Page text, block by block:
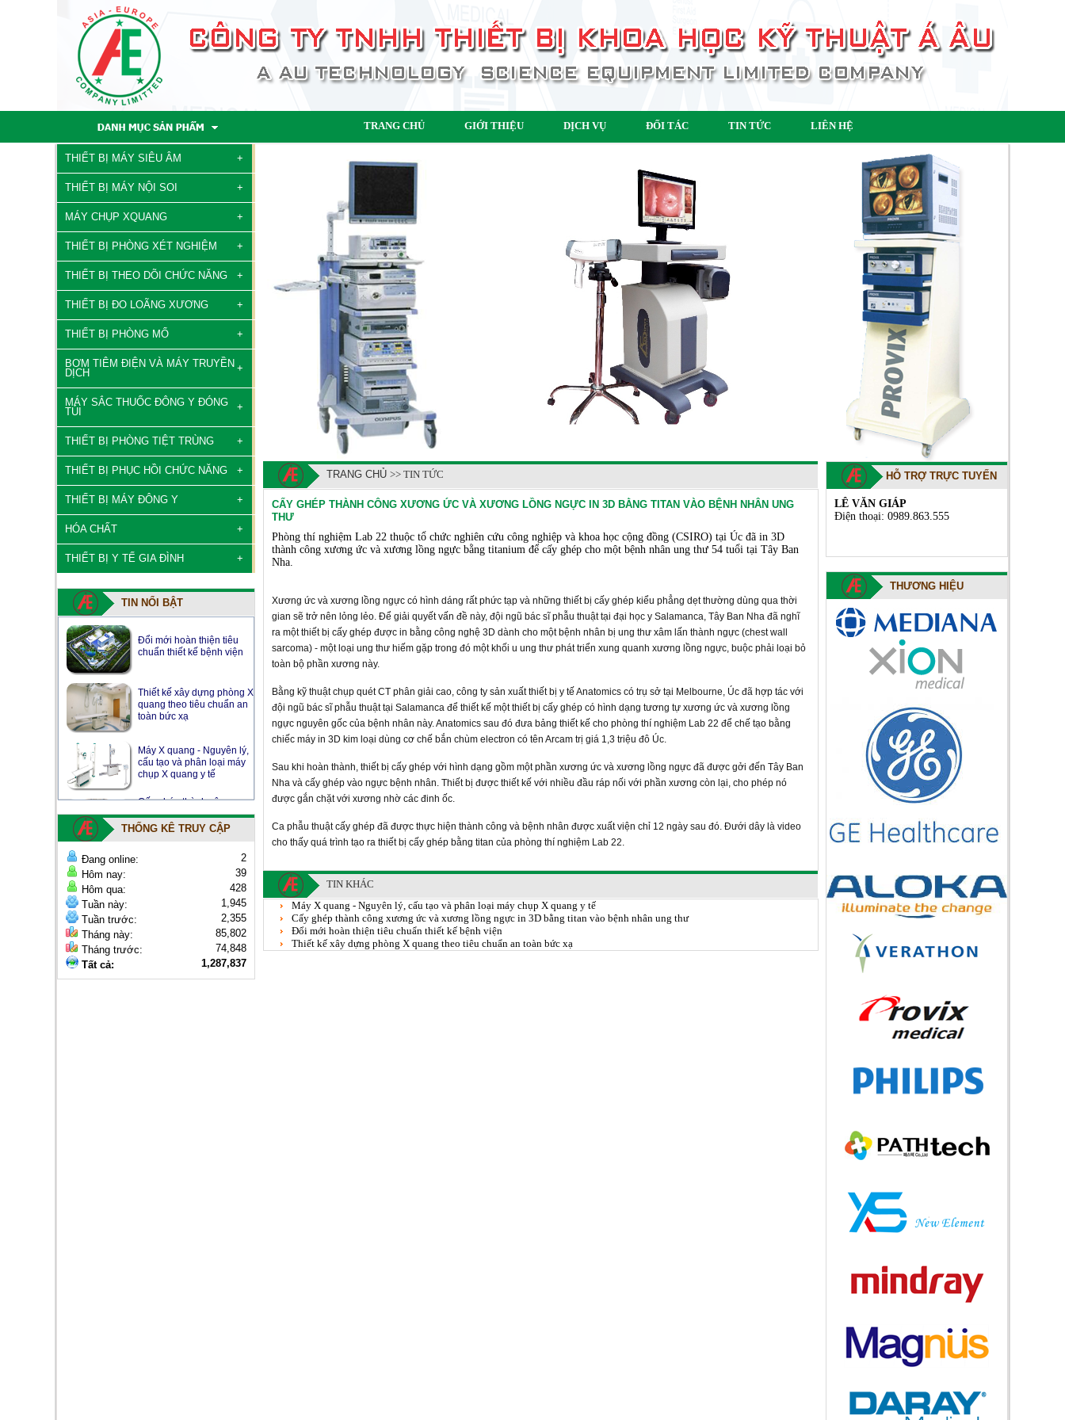
TRANG CHỦ GIỚI THIỆU DỊCH VỤ ĐỐI TÁC TIN TỨC LIÊN HỆ
THIẾT BỊ MÁY SIÊU ÂM
THIẾT BỊ MÁY NỘI SOI
MÁY CHỤP XQUANG
THIẾT BỊ PHÒNG XÉT NGHIỆM
THIẾT BỊ THEO DÕI CHỨC NĂNG
THIẾT BỊ ĐO LOÃNG XƯƠNG
THIẾT BỊ PHÒNG MỔ
BƠM TIÊM ĐIỆN VÀ MÁY TRUYỀN
DỊCH
MÁY SẮC THUỐC ĐÔNG Y ĐÓNG
TÚI
THIẾT BỊ PHÒNG TIỆT TRÙNG
THIẾT BỊ PHỤC HỒI CHỨC NĂNG
THIẾT BỊ MÁY ĐÔNG Y
HÓA CHẤT
THIẾT BỊ Y TẾ GIA ĐÌNH
TIN NỔI BẬT
Đổi mới hoàn thiện tiêu
chuẩn thiết kế bệnh viện
Thiết kế xây dựng phòng X
quang theo tiêu chuẩn an
toàn bức xạ
Máy X quang - Nguyên lý,
cấu tạo và phân loại máy
chụp X quang y tế
Cấy ghép thành công
xương ức và xương lồng
ngực in 3D bằng titan vào
bệnh nhân ung thư
THỐNG KÊ TRUY CẬP
Đang online:
2
Hôm nay:
39
Hôm qua:
428
Tuần này:
1,945
Tuần trước:
2,355
Tháng này:
85,802
Tháng trước:
74,848
Tất cả:
1,287,837
TRANG CHỦ >> TIN TỨC
CẤY GHÉP THÀNH CÔNG XƯƠNG ỨC VÀ XƯƠNG LỒNG NGỰC IN 3D BẰNG TITAN VÀO BỆNH NHÂN UNG
THƯ
Phòng thí nghiệm Lab 22 thuộc tổ chức nghiên cứu công nghiệp và khoa học cộng đồng (CSIRO) tại Úc đã in 3D
thành công xương ức và xương lồng ngực bằng titanium để cấy ghép cho một bệnh nhân ung thư 54 tuổi tại Tây Ban
Nha.
Xương ức và xương lồng ngực có hình dáng rất phức tạp và những thiết bị cấy ghép kiểu phẳng dẹt thường dùng qua thời
gian sẽ trở nên lỏng lẻo. Để giải quyết vấn đề này, đội ngũ bác sĩ phẫu thuật tại đại học y Salamanca, Tây Ban Nha đã nghĩ
ra một thiết bị cấy ghép được in bằng công nghệ 3D dành cho một bệnh nhân bị ung thư xâm lấn thành ngực (chest wall
sarcoma) - một loại ung thư hiếm gặp trong đó một khối u ung thư phát triển xung quanh xương lồng ngực, buộc phải loại bỏ
toàn bộ phần xương này.
Bằng kỹ thuật chụp quét CT phân giải cao, công ty sản xuất thiết bị y tế Anatomics có trụ sở tại Melbourne, Úc đã hợp tác với
đội ngũ bác sĩ phẫu thuật tại Salamanca để thiết kế một thiết bị cấy ghép có hình dạng tương tự xương ức và xương lồng
ngực nguyên gốc của bệnh nhân này. Anatomics sau đó đưa bảng thiết kế cho phòng thí nghiệm Lab 22 để chế tạo bằng
chiếc máy in 3D kim loại dùng cơ chế bắn chùm electron có tên Arcam trị giá 1,3 triệu đô Úc.
Sau khi hoàn thành, thiết bị cấy ghép với hình dạng gồm một phần xương ức và xương lồng ngực đã được gởi đến Tây Ban
Nha và cấy ghép vào ngực bệnh nhân. Thiết bị được thiết kế với nhiều đầu ráp nối với phần xương còn lại, cho phép nó
được gắn chặt với xương nhờ các đinh ốc.
Ca phẫu thuật cấy ghép đã được thực hiện thành công và bệnh nhân được xuất viện chỉ 12 ngày sau đó. Đưới dây là video
cho thấy quá trình tạo ra thiết bị cấy ghép bằng titan của phòng thí nghiệm Lab 22.
TIN KHÁC
Máy X quang - Nguyên lý, cấu tạo và phân loại máy chụp X quang y tế
Cấy ghép thành công xương ức và xương lồng ngực in 3D bằng titan vào bệnh nhân ung thư
Đổi mới hoàn thiện tiêu chuẩn thiết kế bệnh viện
Thiết kế xây dựng phòng X quang theo tiêu chuẩn an toàn bức xạ
HỖ TRỢ TRỰC TUYẾN
LÊ VĂN GIÁP
Điện thoại: 0989.863.555
THƯƠNG HIỆU